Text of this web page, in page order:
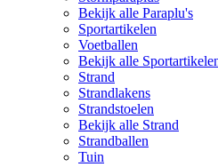
Bekijk alle Paraplu's
Sportartikelen
Voetballen
Bekijk alle
Strand
Strandlakens
Strandstoelen
Bekijk alle Strand
Strandballen
Tuin